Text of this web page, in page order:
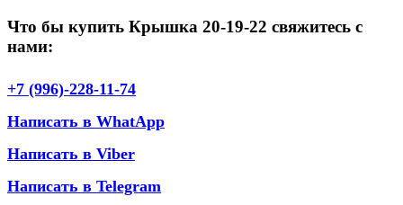
Что бы купить Крышка 20-19-22 свяжитесь с
нами:
+7 (996)-228-11-74
Написать в WhatApp
Написать в Viber
Написать в Telegram